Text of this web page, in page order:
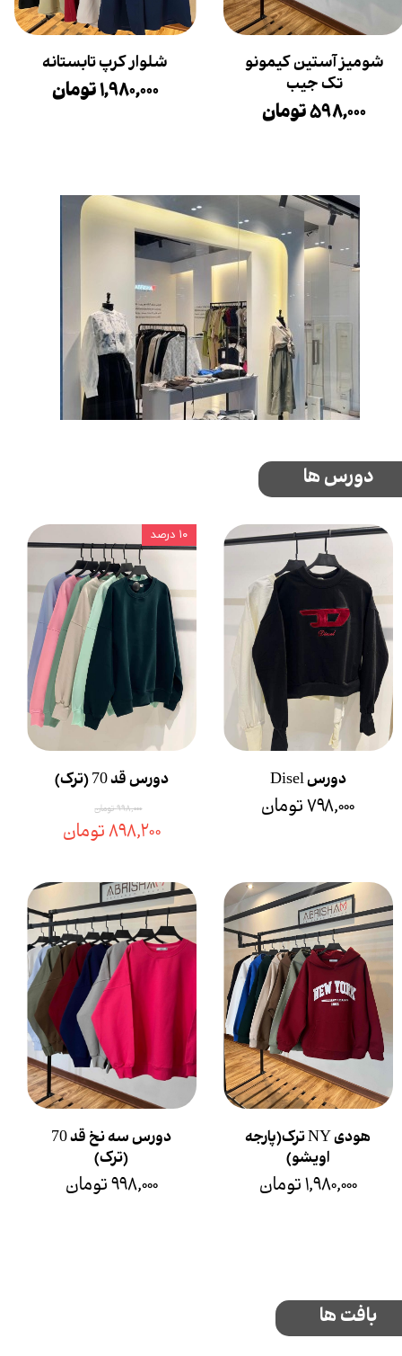
شومیز آستین کیمونو
تک جیب
۵۹۸,۰۰۰ تومان
شلوار کرپ تابستانه
۱,۹۸۰,۰۰۰ تومان
دورس ها
دورس Disel
۷۹۸,۰۰۰ تومان
دورس قد 70 (ترک)
۹۹۸,۰۰۰ تومان
۸۹۸,۲۰۰ تومان
۱۰ درصد
هودی NY ترک(پارجه
اویشو)
۱,۹۸۰,۰۰۰ تومان
دورس سه نخ قد 70
(ترک)
۹۹۸,۰۰۰ تومان
بافت ها